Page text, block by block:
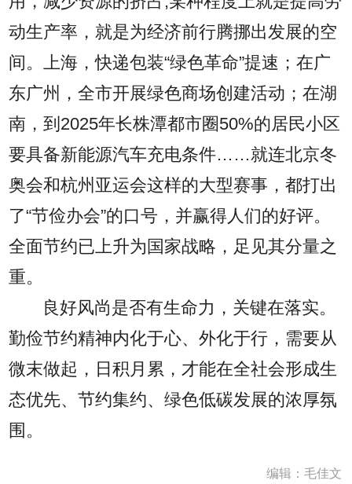
动生产率，就是为经济前行腾挪出发展的空
间。上海，快递包装“绿色革命”提速；在广
东广州，全市开展绿色商场创建活动；在湖
南，到2025年长株潭都市圈50%的居民小区
要具备新能源汽车充电条件……就连北京冬
奥会和杭州亚运会这样的大型赛事，都打出
了“节俭办会”的口号，并赢得人们的好评。
全面节约已上升为国家战略，足见其分量之
重。
良好风尚是否有生命力，关键在落实。
勤俭节约精神内化于心、外化于行，需要从
微末做起，日积月累，才能在全社会形成生
态优先、节约集约、绿色低碳发展的浓厚氛
围。
编辑：毛佳文